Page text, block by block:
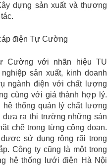
dựng sản xuất và thương
điện Tự Cường
Cường với nhãn hiệu TU
sản xuất, kinh doanh
ngành điện với chất lượng
cùng với giá thành hợp lý.
hệ thống quản lý chất lượng
đưa ra thị trường những sản
chẽ trong từng công đoạn.
sử dụng rộng rãi trong
Công ty cũng là một trong
hệ thống lưới điện Hà Nội